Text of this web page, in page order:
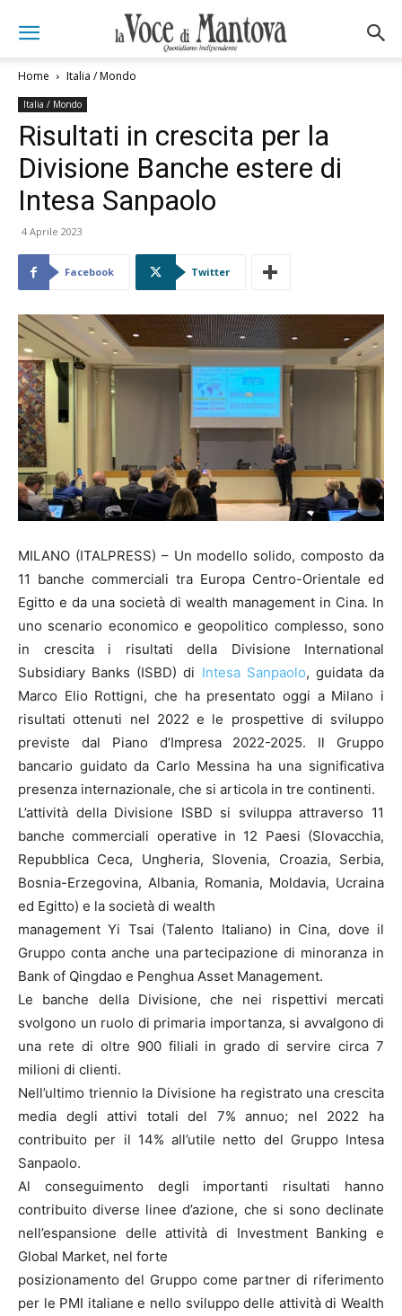
Home Italia / Mondo
Italia / Mondo
Risultati in crescita per la
Divisione Banche estere di
Intesa Sanpaolo
4 Aprile 2023
Facebook Twitter
MILANO (ITALPRESS) – Un modello solido, composto da
11 banche commerciali tra Europa Centro-Orientale ed
Egitto e da una società di wealth management in Cina. In
uno scenario economico e geopolitico complesso, sono
in crescita i risultati della Divisione International
Subsidiary Banks (ISBD) di Intesa Sanpaolo, guidata da
Marco Elio Rottigni, che ha presentato oggi a Milano i
risultati ottenuti nel 2022 e le prospettive di sviluppo
previste dal Piano d’Impresa 2022-2025. Il Gruppo
bancario guidato da Carlo Messina ha una significativa
presenza internazionale, che si articola in tre continenti.
L’attività della Divisione ISBD si sviluppa attraverso 11
banche commerciali operative in 12 Paesi (Slovacchia,
Repubblica Ceca, Ungheria, Slovenia, Croazia, Serbia,
Bosnia-Erzegovina, Albania, Romania, Moldavia, Ucraina
ed Egitto) e la società di wealth
management Yi Tsai (Talento Italiano) in Cina, dove il
Gruppo conta anche una partecipazione di minoranza in
Bank of Qingdao e Penghua Asset Management.
Le banche della Divisione, che nei rispettivi mercati
svolgono un ruolo di primaria importanza, si avvalgono di
una rete di oltre 900 filiali in grado di servire circa 7
milioni di clienti.
Nell’ultimo triennio la Divisione ha registrato una crescita
media degli attivi totali del 7% annuo; nel 2022 ha
contribuito per il 14% all’utile netto del Gruppo Intesa
Sanpaolo.
Al conseguimento degli importanti risultati hanno
contribuito diverse linee d’azione, che si sono declinate
nell’espansione delle attività di Investment Banking e
Global Market, nel forte
posizionamento del Gruppo come partner di riferimento
per le PMI italiane e nello sviluppo delle attività di Wealth